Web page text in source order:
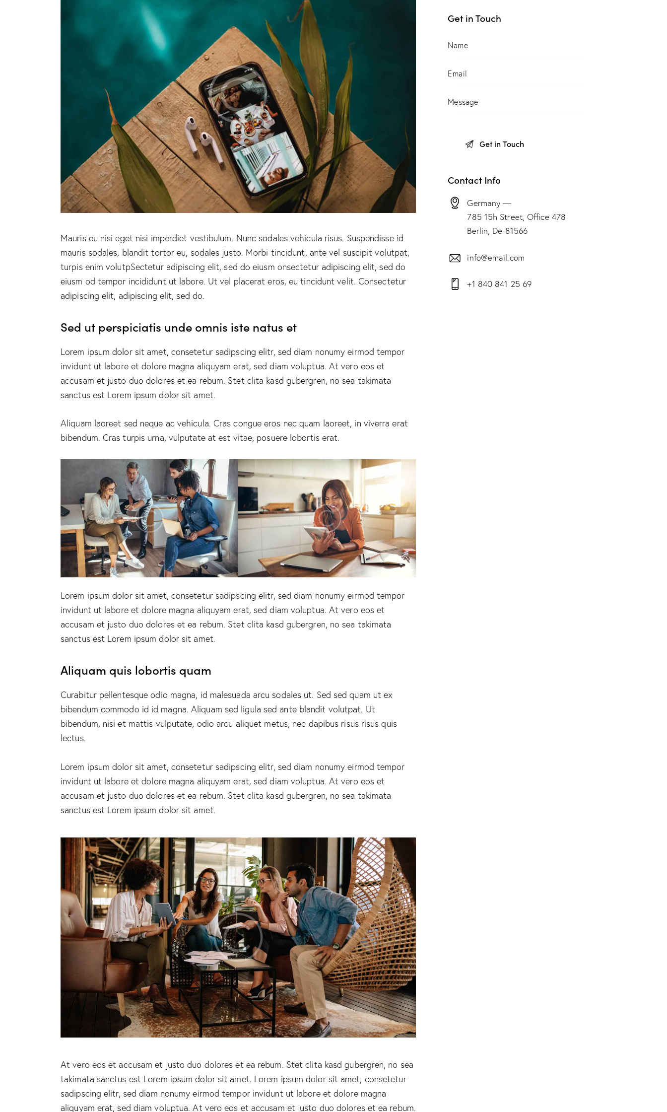
Mauris eu nisi eget nisi imperdiet vestibulum. Nunc sodales vehicula risus. Suspendisse id
mauris sodales, blandit tortor eu, sodales justo. Morbi tincidunt, ante vel suscipit volutpat,
turpis enim volutpSectetur adipiscing elit, sed do eiusm onsectetur adipiscing elit, sed do
eiusm od tempor incididunt ut labore. Ut vel placerat eros, eu tincidunt velit. Consectetur
adipiscing elit, adipiscing elit, sed do.
Sed ut perspiciatis unde omnis iste natus et
Lorem ipsum dolor sit amet, consetetur sadipscing elitr, sed diam nonumy eirmod tempor
invidunt ut labore et dolore magna aliquyam erat, sed diam voluptua. At vero eos et
accusam et justo duo dolores et ea rebum. Stet clita kasd gubergren, no sea takimata
sanctus est Lorem ipsum dolor sit amet.
Aliquam laoreet sed neque ac vehicula. Cras congue eros nec quam laoreet, in viverra erat
bibendum. Cras turpis urna, vulputate at est vitae, posuere lobortis erat.
Lorem ipsum dolor sit amet, consetetur sadipscing elitr, sed diam nonumy eirmod tempor
invidunt ut labore et dolore magna aliquyam erat, sed diam voluptua. At vero eos et
accusam et justo duo dolores et ea rebum. Stet clita kasd gubergren, no sea takimata
sanctus est Lorem ipsum dolor sit amet.
Aliquam quis lobortis quam
Curabitur pellentesque odio magna, id malesuada arcu sodales ut. Sed sed quam ut ex
bibendum commodo id id magna. Aliquam sed ligula sed ante blandit volutpat. Ut
bibendum, nisi et mattis vulputate, odio arcu aliquet metus, nec dapibus risus risus quis
lectus.
Lorem ipsum dolor sit amet, consetetur sadipscing elitr, sed diam nonumy eirmod tempor
invidunt ut labore et dolore magna aliquyam erat, sed diam voluptua. At vero eos et
accusam et justo duo dolores et ea rebum. Stet clita kasd gubergren, no sea takimata
sanctus est Lorem ipsum dolor sit amet.
At vero eos et accusam et justo duo dolores et ea rebum. Stet clita kasd gubergren, no sea
takimata sanctus est Lorem ipsum dolor sit amet. Lorem ipsum dolor sit amet, consetetur
sadipscing elitr, sed diam nonumy eirmod tempor invidunt ut labore et dolore magna
aliquyam erat, sed diam voluptua. At vero eos et accusam et justo duo dolores et ea rebum.
Get in Touch
Contact Info
Germany —
785 15h Street, Office 478
Berlin, De 81566
info@email.com
+1 840 841 25 69